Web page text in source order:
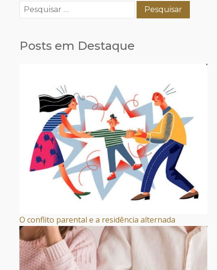
Pesquisar
por:
Posts em Destaque
O conflito parental e a residência alternada